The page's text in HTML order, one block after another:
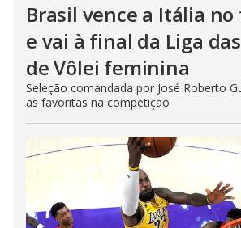
Brasil vence a Itália
e vai à final da Liga
de Vôlei feminina
Seleção comandada por José Roberto
as favoritas na competição